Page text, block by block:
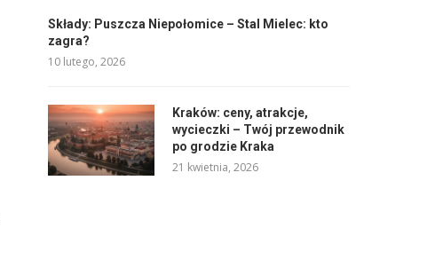
Składy: Puszcza Niepołomice – Stal Mielec: kto
zagra?
10 lutego, 2026
Kraków: ceny, atrakcje,
wycieczki – Twój przewodnik
po grodzie Kraka
21 kwietnia, 2026